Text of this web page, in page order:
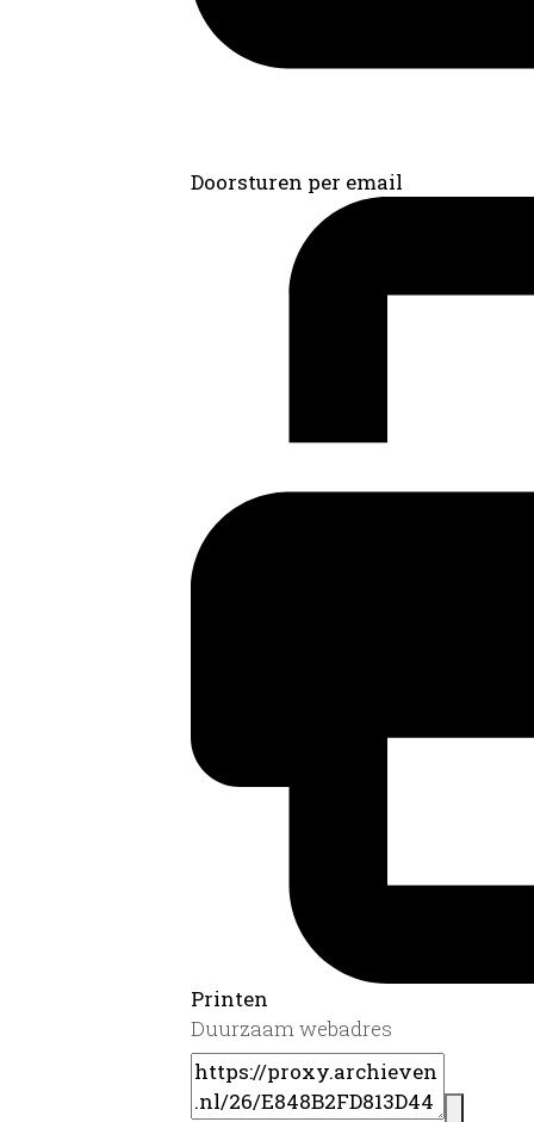
Doorsturen per email
Printen
Duurzaam webadres